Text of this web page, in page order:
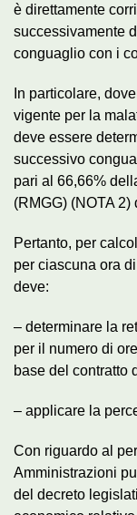
è direttamente
successivamente
conguaglio con i
In particolare,
vigente per la
deve essere
successivo
pari al 66,66%
(RMGG) (NOTA
Pertanto, per
per ciascuna ora
deve:
– determinare la
per il numero di
base del contratto
– applicare la
Con riguardo al
Amministrazioni
del decreto